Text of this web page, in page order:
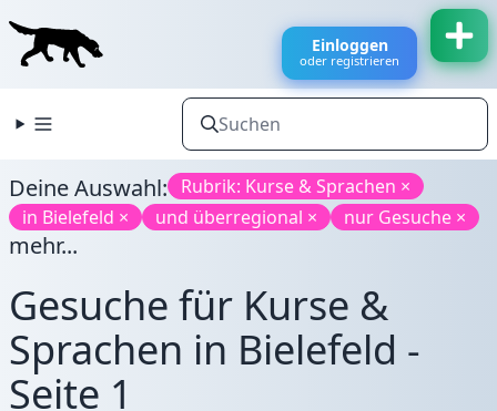
Einloggen
oder registrieren
Deine Auswahl:
Rubrik: Kurse & Sprachen ×
in Bielefeld ×
und überregional × nur Gesuche ×
mehr...
Gesuche für Kurse &
Sprachen in Bielefeld -
Seite 1